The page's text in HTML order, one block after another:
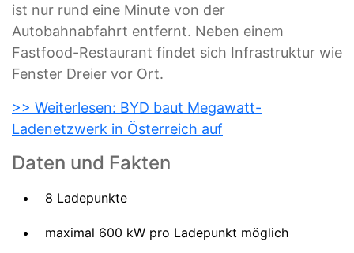
ist nur rund eine Minute von der
Autobahnabfahrt entfernt. Neben einem
Fastfood-Restaurant findet sich Infrastruktur wie
Fenster Dreier vor Ort.
>> Weiterlesen: BYD baut Megawatt-
Ladenetzwerk in Österreich auf
Daten und Fakten
8 Ladepunkte
maximal 600 kW pro Ladepunkt möglich